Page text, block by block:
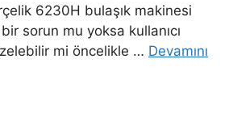
6230H bulaşık makinesi
sorun mu yoksa kullanıcı
mi öncelikle … Devamını